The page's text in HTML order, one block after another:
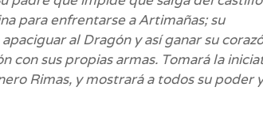
para enfrentarse a Artimañas; su
al Dragón y así ganar su
con sus propias armas. Tomará la
Rimas, y mostrará a todos su poder